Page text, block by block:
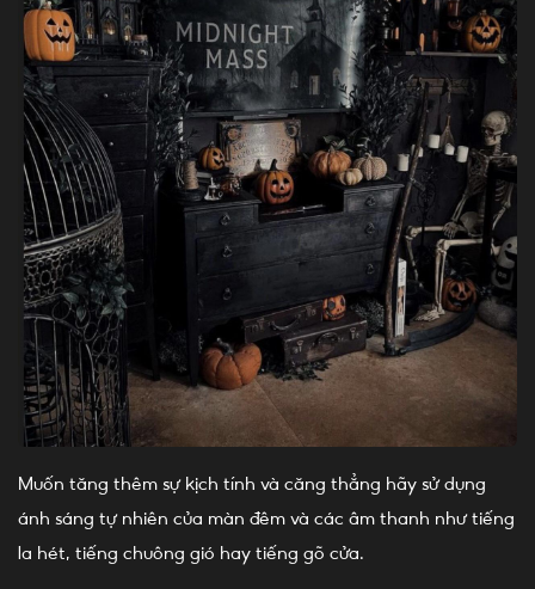
Muốn tăng thêm sự kịch tính và căng thẳng hãy sử dụng
ánh sáng tự nhiên của màn đêm và các âm thanh như tiếng
la hét, tiếng chuông gió hay tiếng gõ cửa.